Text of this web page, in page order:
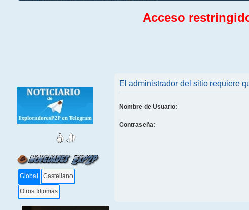
Acceso
Global Castellano
Otros Idiomas
El administrador del sitio requiere
Nombre de Usuario:
Contraseña: